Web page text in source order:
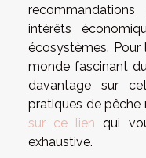
intérêts
écosystèmes. Pour
monde fascinant
davantage sur
pratiques de pêche
sur ce lien qui
exhaustive.